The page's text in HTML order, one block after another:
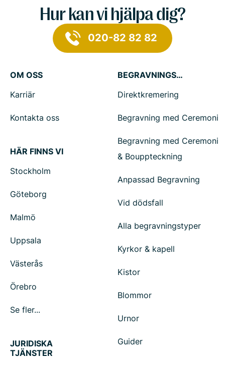
Hur kan vi hjälpa dig?
020-82 82 82
OM OSS
Karriär
Kontakta oss
HÄR FINNS VI
Stockholm
Göteborg
Malmö
Uppsala
Västerås
Örebro
Se fler...
BEGRAVNINGSTJÄNSTER
Direktkremering
Begravning med Ceremoni
Begravning med Ceremoni
& Bouppteckning
Anpassad Begravning
Vid dödsfall
Alla begravningstyper
Kyrkor & kapell
Kistor
Blommor
Urnor
Guider
JURIDISKA
TJÄNSTER